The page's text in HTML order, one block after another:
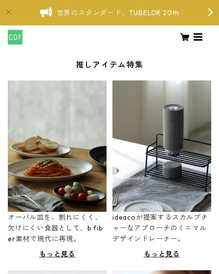
世界のスタンダード、TUBELOR 20th
推しアイテム特集
オーバル皿を、割れにくく、
欠けにくい食器として、b fib
er素材で現代に再現。
もっと見る
ideacoが提案するスカルプチ
ャーなアプローチのミニマル
デザインドレーナー。
もっと見る